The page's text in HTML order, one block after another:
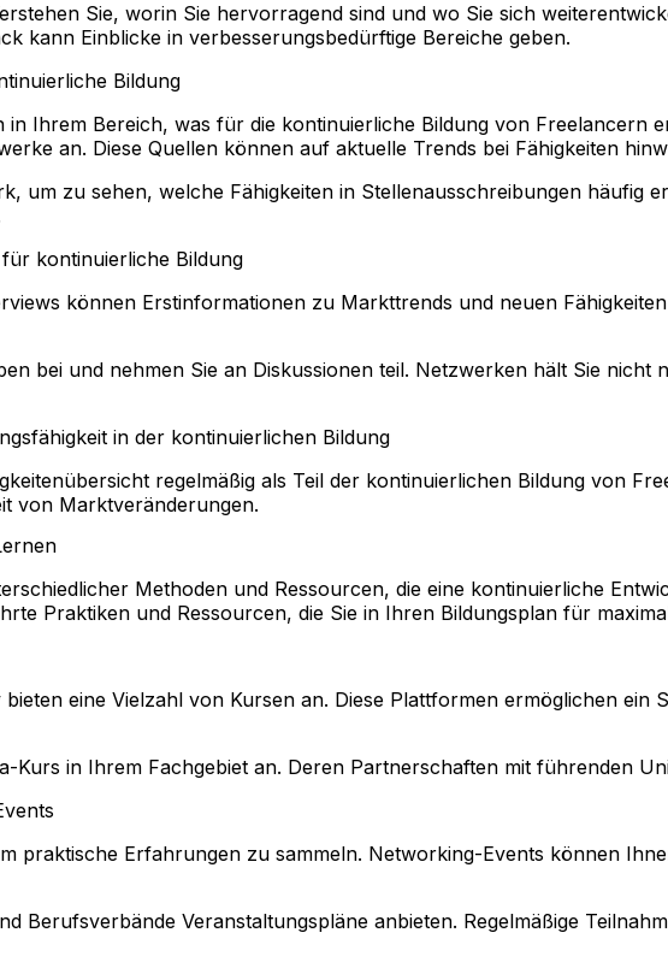
Sie, worin Sie hervorragend sind und wo Sie sich
kann Einblicke in verbesserungsbedürftige Bereiche geben.
Bildung
Ihrem Bereich, was für die kontinuierliche Bildung von Freelancern
an. Diese Quellen können auf aktuelle Trends bei Fähigkeiten
um zu sehen, welche Fähigkeiten in Stellenausschreibungen häufig
kontinuierliche Bildung
können Erstinformationen zu Markttrends und neuen
bei und nehmen Sie an Diskussionen teil. Netzwerken hält Sie
in der kontinuierlichen Bildung
regelmäßig als Teil der kontinuierlichen Bildung von
von Marktveränderungen.
Methoden und Ressourcen, die eine kontinuierliche
Praktiken und Ressourcen, die Sie in Ihren Bildungsplan für
eine Vielzahl von Kursen an. Diese Plattformen ermöglichen ein
Kurs in Ihrem Fachgebiet an. Deren Partnerschaften mit führenden
praktische Erfahrungen zu sammeln. Networking-Events können
Berufsverbände Veranstaltungspläne anbieten. Regelmäßige